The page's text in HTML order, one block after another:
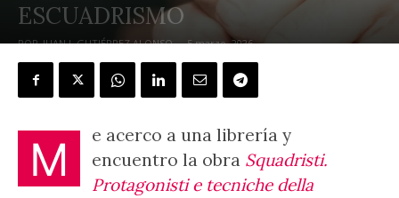
ESCUADRISMO
POR JUAN J. GUTIÉRREZ ALONSO - 5 marzo, 2026
M
e acerco a una librería y
encuentro la obra Squadristi.
Protagonisti e tecniche della